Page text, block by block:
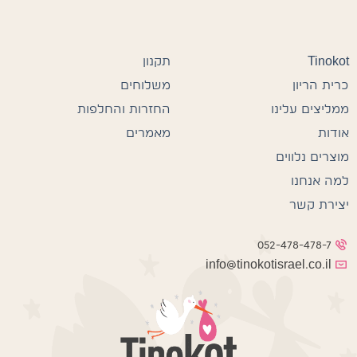
Tinokot
כרית הריון
ממליצים עלינו
אודות
מוצרים נלווים
למה אנחנו
יצירת קשר
תקנון
משלוחים
החזרות והחלפות
מאמרים
052-478-478-7
info@tinokotisrael.co.il